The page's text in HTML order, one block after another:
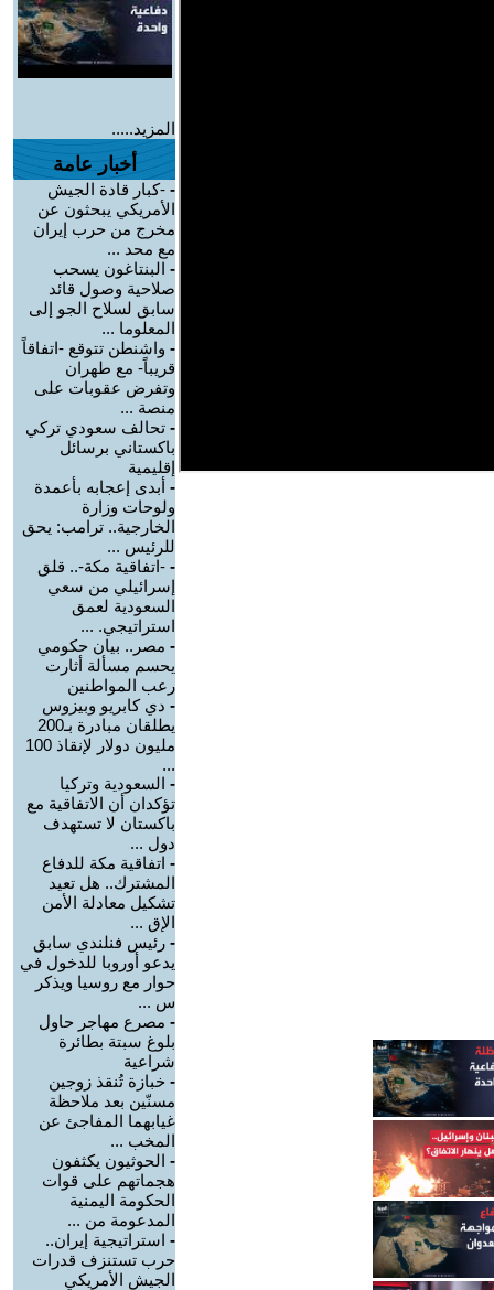
المزيد.....
أخبار عامة
- -كبار قادة الجيش
الأمريكي يبحثون عن
مخرج من حرب إيران
مع محد ...
- البنتاغون يسحب
صلاحية وصول قائد
سابق لسلاح الجو إلى
المعلوما ...
- واشنطن تتوقع -اتفاقاً
قريباً- مع طهران
وتفرض عقوبات على
منصة ...
- تحالف سعودي تركي
باكستاني برسائل
إقليمية
- أبدى إعجابه بأعمدة
ولوحات وزارة
الخارجية.. ترامب: يحق
للرئيس ...
- -اتفاقية مكة-.. قلق
إسرائيلي من سعي
السعودية لعمق
استراتيجي. ...
- مصر.. بيان حكومي
يحسم مسألة أثارت
رعب المواطنين
- دي كابريو وبيزوس
يطلقان مبادرة بـ200
مليون دولار لإنقاذ 100
...
- السعودية وتركيا
تؤكدان أن الاتفاقية مع
باكستان لا تستهدف
دول ...
- اتفاقية مكة للدفاع
المشترك.. هل تعيد
تشكيل معادلة الأمن
الإق ...
- رئيس فنلندي سابق
يدعو أوروبا للدخول في
حوار مع روسيا ويذكر
س ...
- مصرع مهاجر حاول
بلوغ سبتة بطائرة
شراعية
- خبازة تُنقذ زوجين
مسنّين بعد ملاحظة
غيابهما المفاجئ عن
المخب ...
- الحوثيون يكثفون
هجماتهم على قوات
الحكومة اليمنية
المدعومة من ...
- استراتيجية إيران..
حرب تستنزف قدرات
الجيش الأمريكي